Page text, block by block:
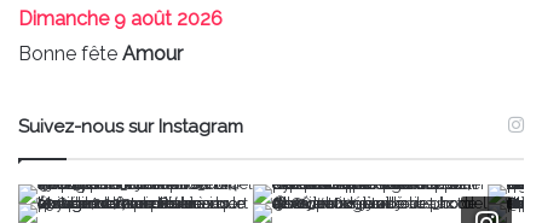
Dimanche9 août 2026
Bonne fête Amour
Suivez-nous sur Instagram